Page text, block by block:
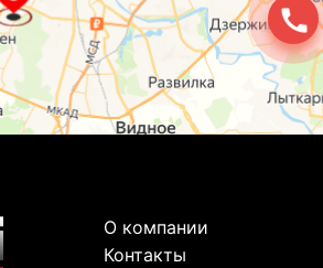
О компании
Контакты